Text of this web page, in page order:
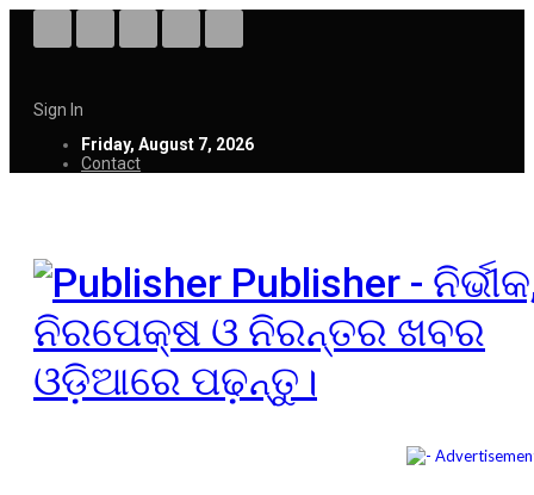
Sign In
Friday, August 7, 2026
Contact
Publisher -
ନିରପେକ୍ଷ ଓ ନିରନ୍ତର ଖବର
ଓଡ଼ିଆରେ ପଢ଼ନ୍ତୁ।